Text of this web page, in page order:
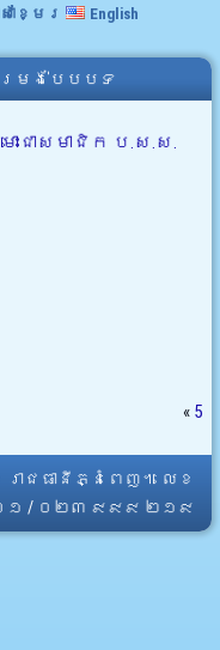
សាខ្មែរ English
រង់បែបបទ
ាសមាជិក ប.ស.ស.
« 5
ជធានីភ្នំពេញ។ លេខ
១ / ០២៣ ៩៩៩ ២១៩